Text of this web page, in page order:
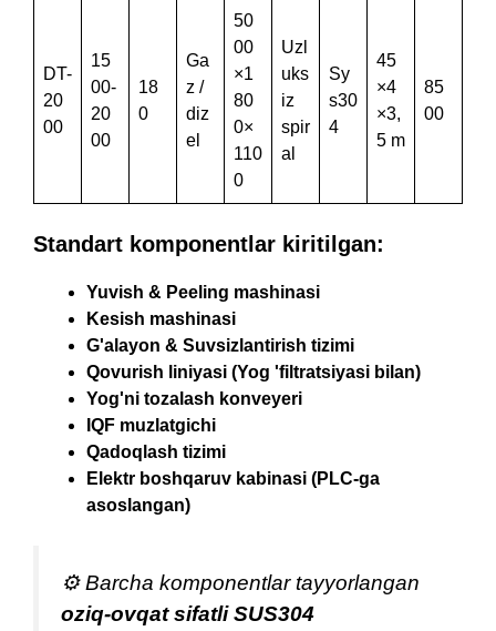
DT-
20
00
15
00-
20
00
18
0
Ga
z /
diz
el
50
00
×1
80
0×
110
0
Uzl
uks
iz
spir
al
Sy
s30
4
45
×4
×3,
5 m
85
00
Standart komponentlar kiritilgan:
Yuvish & Peeling mashinasi
Kesish mashinasi
G'alayon & Suvsizlantirish tizimi
Qovurish liniyasi (Yog 'filtratsiyasi bilan)
Yog'ni tozalash konveyeri
IQF muzlatgichi
Qadoqlash tizimi
Elektr boshqaruv kabinasi (PLC-ga
asoslangan)
⚙️ Barcha komponentlar tayyorlangan
oziq-ovqat sifatli SUS304